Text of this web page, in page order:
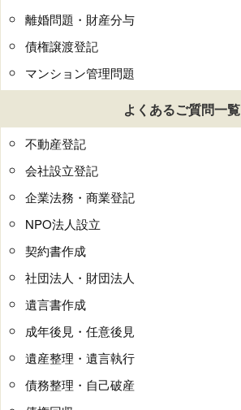
離婚問題・財産分与
債権譲渡登記
マンション管理問題
よくあるご質問一覧
不動産登記
会社設立登記
企業法務・商業登記
NPO法人設立
契約書作成
社団法人・財団法人
遺言書作成
成年後見・任意後見
遺産整理・遺言執行
債務整理・自己破産